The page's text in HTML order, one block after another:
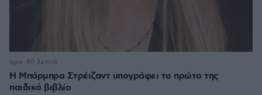
Η Μπάρμπρα Στρέιζαντ υπογράφει το πρώτο της
παιδικό βιβλίο
πριν 40 λεπτά